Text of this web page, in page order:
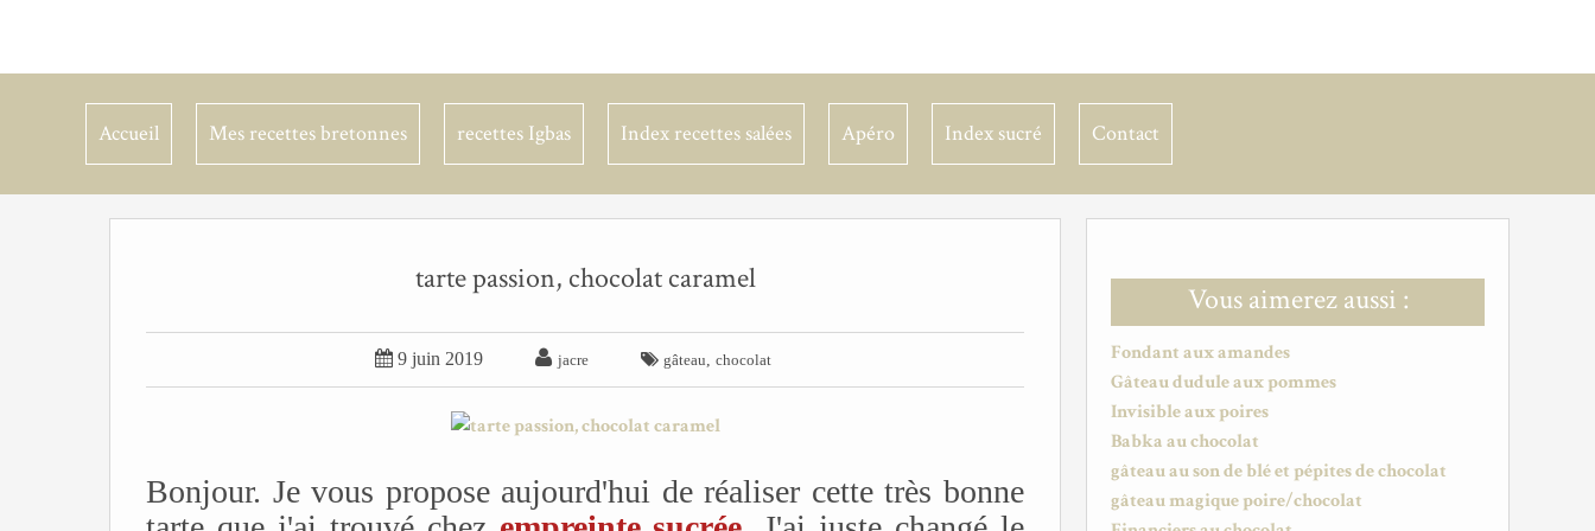
Accueil Mes recettes bretonnes recettes Igbas Index recettes salées Apéro Index sucré Contact
Vous aimerez aussi :
Fondant aux amandes
Gâteau dudule aux pommes
Invisible aux poires
Babka au chocolat
gâteau au son de blé et pépites de chocolat
gâteau magique poire/chocolat
tarte passion, chocolat caramel
 9 juin 2019  jacre  gâteau chocolat
Bonjour. Je vous propose aujourd'hui de réaliser cette très bonne